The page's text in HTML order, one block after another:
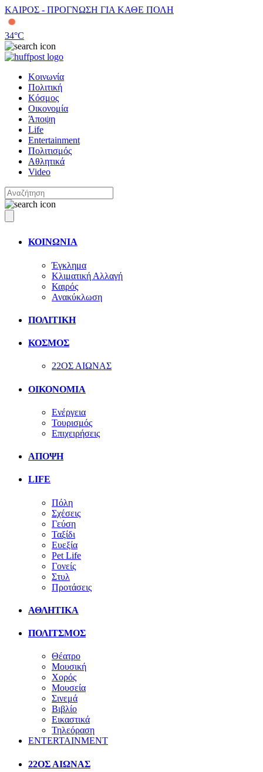
ΚΑΙΡΟΣ - ΠΡΟΓΝΩΣΗ ΓΙΑ ΚΑΘΕ ΠΟΛΗ
34°C
Κοινωνία
Πολιτική
Κόσμος
Οικονομία
Άποψη
Life
Entertainment
Πολιτισμός
Αθλητικά
Video
ΚΟΙΝΩΝΙΑ
Έγκλημα
Κλιματική Αλλαγή
Καιρός
Ανακύκλωση
ΠΟΛΙΤΙΚΗ
ΚΟΣΜΟΣ
22ΟΣ ΑΙΩΝΑΣ
ΟΙΚΟΝΟΜΙΑ
Ενέργεια
Τουρισμός
Επιχειρήσεις
ΑΠΟΨΗ
LIFE
Πόλη
Σχέσεις
Γεύση
Ταξίδι
Ευεξία
Pet Life
Γονείς
Στυλ
Προτάσεις
ΑΘΛΗΤΙΚΑ
ΠΟΛΙΤΣΜΟΣ
Θέατρο
Μουσική
Χορός
Μουσεία
Σινεμά
Βιβλίο
Εικαστικά
Τηλεόραση
ENTERTAINMENT
22ΟΣ ΑΙΩΝΑΣ